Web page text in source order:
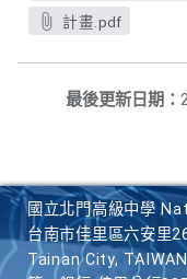
計畫.pdf
最後更新日期：
國立北門高級中學
台南市佳里區六安里
Tainan City, TAIWAN